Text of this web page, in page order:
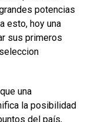
potencias
esto, hoy una
sus primeros
una
la posibilidad
del país,